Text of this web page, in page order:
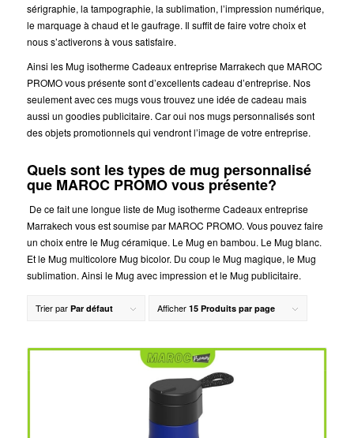
sérigraphie, la tampographie, la sublimation, l’impression numérique,
le marquage à chaud et le gaufrage. Il suffit de faire votre choix et
nous s’activerons à vous satisfaire.
Ainsi les Mug isotherme Cadeaux entreprise Marrakech que MAROC
PROMO vous présente sont d’excellents cadeau d’entreprise. Nos
seulement avec ces mugs vous trouvez une idée de cadeau mais
aussi un goodies publicitaire. Car oui nos mugs personnalisés sont
des objets promotionnels qui vendront l’image de votre entreprise.
Quels sont les types de mug personnalisé
que MAROC PROMO vous présente?
De ce fait une longue liste de Mug isotherme Cadeaux entreprise
Marrakech vous est soumise par MAROC PROMO. Vous pouvez faire
un choix entre le Mug céramique. Le Mug en bambou. Le Mug blanc.
Et le Mug multicolore Mug bicolor. Du coup le Mug magique, le Mug
sublimation. Ainsi le Mug avec impression et le Mug publicitaire.
Trier par Par défaut Afficher 15 Produits par page